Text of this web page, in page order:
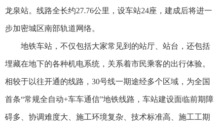
龙泉站。线路全长约27.76公里，设车站24座，建成后将进一
步加密城区南部轨道网络。
地铁车站，不仅包括大家常见到的站厅、站台，还包括
埋藏在地下的各种机电系统，关系着市民乘客的出行体验。
相较于以往开通的线路，30号线一期途经多个区域，为全国
首条“常规全自动+车车通信”地铁线路，车站建设面临前期障
碍多、协调难度大、施工环境复杂、技术标准高、施工工期